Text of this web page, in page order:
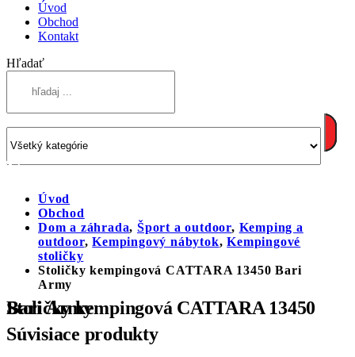
Úvod
Obchod
Kontakt
Hľadať
Úvod
Obchod
Dom a záhrada,Šport a outdoor, Kemping a
outdoor,Kempingový nábytok,Kempingové
stoličky
Stoličky kempingová CATTARA 13450 Bari
Army
Stoličky kempingová CATTARA 13450 Bari Army
Súvisiace produkty